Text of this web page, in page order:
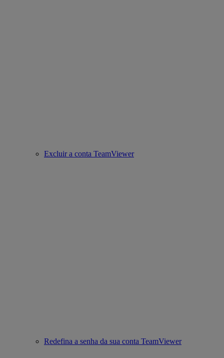
Excluir a conta TeamViewer
Redefina a senha da sua conta TeamViewer